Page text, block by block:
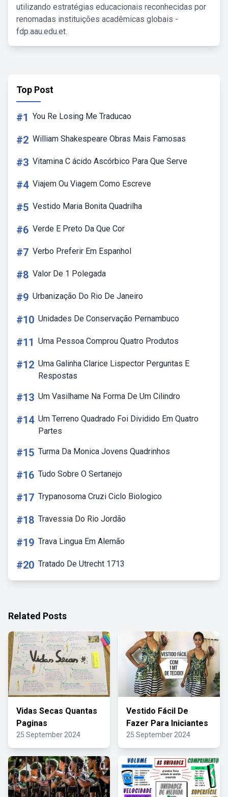
utilizando estratégias educacionais reconhecidas por
renomadas instituições acadêmicas globais -
fdp.aau.edu.et.
Top Post
#1 You Re Losing Me Traducao
#2 William Shakespeare Obras Mais Famosas
#3 Vitamina C ácido Ascórbico Para Que Serve
#4 Viajem Ou Viagem Como Escreve
#5 Vestido Maria Bonita Quadrilha
#6 Verde E Preto Da Que Cor
#7 Verbo Preferir Em Espanhol
#8 Valor De 1 Polegada
#9 Urbanização Do Rio De Janeiro
#10 Unidades De Conservação Pernambuco
#11 Uma Pessoa Comprou Quatro Produtos
#12 Uma Galinha Clarice Lispector Perguntas E
Respostas
#13 Um Vasilhame Na Forma De Um Cilindro
#14 Um Terreno Quadrado Foi Dividido Em Quatro
Partes
#15 Turma Da Monica Jovens Quadrinhos
#16 Tudo Sobre O Sertanejo
#17 Trypanosoma Cruzi Ciclo Biologico
#18 Travessia Do Rio Jordão
#19 Trava Lingua Em Alemão
#20 Tratado De Utrecht 1713
Related Posts
Vidas Secas Quantas
Paginas
25 September 2024
Vestido Fácil De
Fazer Para Iniciantes
25 September 2024